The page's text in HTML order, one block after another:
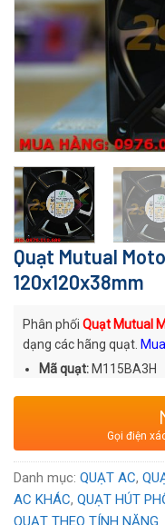
Quạt Mutual
120x120x38mm
Phân phối Quạt Mutual
dạng các hãng quạt.
Mã quạt: M115BA3H
Thương hiệu: Quạt
: Thương
Voltage:380~400
Gọi điện
Danh mục: QUẠT AC,
AC KHÁC, QUẠT HÚT
QUẠT THEO TÍNH NĂNG